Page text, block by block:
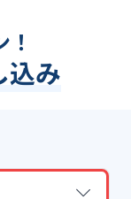
込み